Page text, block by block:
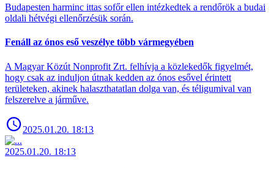
Budapesten harminc ittas sofőr ellen intézkedtek a rendőrök a budai
oldali hétvégi ellenőrzésük során.
Fenáll az ónos eső veszélye több vármegyében
A Magyar Közút Nonprofit Zrt. felhívja a közlekedők figyelmét,
hogy csak az induljon útnak kedden az ónos esővel érintett
területeken, akinek halaszthatatlan dolga van, és téligumival van
felszerelve a járműve.
2025.01.20. 18:13
2025.01.20. 18:13